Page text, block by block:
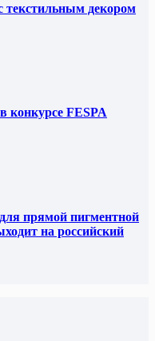
текстильным декором
конкурсе FESPA
прямой пигментной
на российский